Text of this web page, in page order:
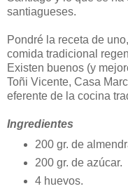
santiagueses.
Pondré la receta de
comida tradicional
Existen buenos (y
Toñi Vicente, Casa
eferente de la cocina
Ingredientes
200 gr. de
200 gr. de azúcar.
4 huevos.